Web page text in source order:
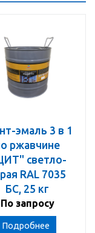
эмаль 3 в 1
ржавчине
светло-
RAL 7035
БС, 25 кг
По запросу
Подробнее